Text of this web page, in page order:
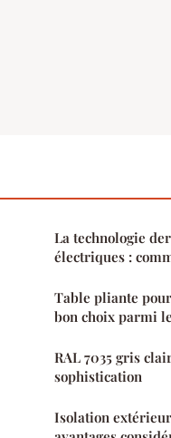
La technologie
électriques :
Table pliante
bon choix parmi
RAL 7035 gris
sophistication
Isolation